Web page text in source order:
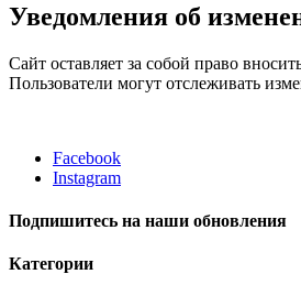
Уведомления об
Сайт оставляет за собой право
Пользователи могут отслеживать
Facebook
Instagram
Подпишитесь на наши обновления
Категории